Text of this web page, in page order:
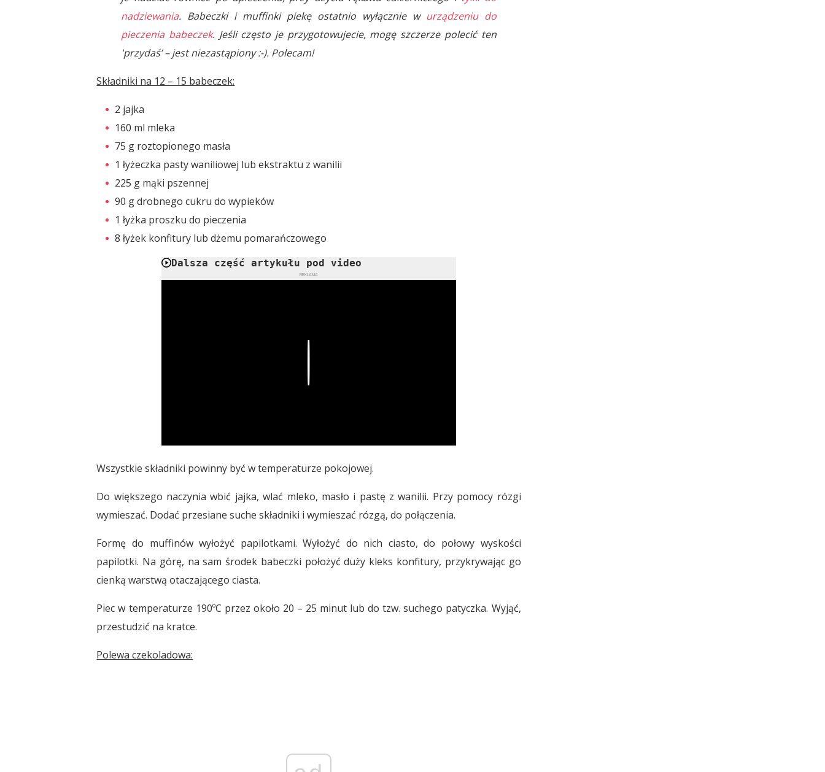
nadziewania. Babeczki i muffinki piekę ostatnio wyłącznie w urządzeniu do
pieczenia babeczek. Jeśli często je przygotowujecie, mogę szczerze polecić ten
'przydaś’ – jest niezastąpiony :-). Polecam!
Składniki na 12 – 15 babeczek:
2 jajka
160 ml mleka
75 g roztopionego masła
1 łyżeczka pasty waniliowej lub ekstraktu z wanilii
225 g mąki pszennej
90 g drobnego cukru do wypieków
1 łyżka proszku do pieczenia
8 łyżek konfitury lub dżemu pomarańczowego
Dalsza część artykułu pod video
REKLAMA
Wszystkie składniki powinny być w temperaturze pokojowej.
Do większego naczynia wbić jajka, wlać mleko, masło i pastę z wanilii. Przy pomocy rózgi
wymieszać. Dodać przesiane suche składniki i wymieszać rózgą, do połączenia.
Formę do muffinów wyłożyć papilotkami. Wyłożyć do nich ciasto, do połowy wyskości
papilotki. Na górę, na sam środek babeczki położyć duży kleks konfitury, przykrywając go
cienką warstwą otaczającego ciasta.
Piec w temperaturze 190ºC przez około 20 – 25 minut lub do tzw. suchego patyczka. Wyjąć,
przestudzić na kratce.
Polewa czekoladowa: